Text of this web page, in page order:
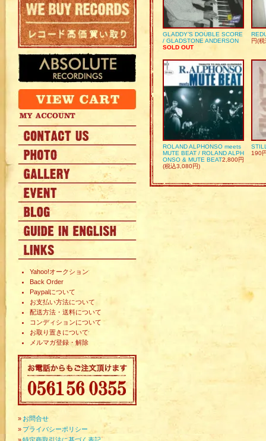
Yahoo!オークション
Back Order
Paypalについて
お支払い方法について
配送方法・送料について
コンディションについて
お取り置きについて
メルマガ登録・解除
» お問合せ
» プライバシーポリシー
GLADDY’S DOUBLE SCORE
/ GLADSTONE ANDERSON
SOLD OUT
円(
ROLAND ALPHONSO meets
MUTE BEAT / ROLAND ALPH
ONSO & MUTE BEAT2,800円
(税込3,080円)
190